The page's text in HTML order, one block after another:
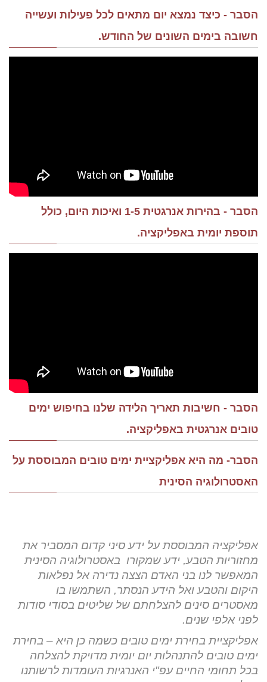
הסבר - כיצד נמצא יום מתאים לכל פעילות ועשייה
חשובה בימים השונים של החודש.
הסבר - בהירות אנרגטית 1-5 ואיכות היום, כולל
תוספת יומית באפליקציה.
הסבר - חשיבות תאריך הלידה שלנו בחיפוש ימים
טובים אנרגטית באפליקציה.
הסבר- מה היא אפליקציית ימים טובים המבוססת על
האסטרולוגיה הסינית
אפליקציה המבוססת על ידע סיני קדום המסביר את
מחזוריות הטבע, ידע שמקורו באסטרולוגיה הסינית
המאפשר לנו בני האדם הצצה נדירה אל נפלאות
היקום והטבע ואל הידע הנסתר, השתמשו בו
מאסטרים סינים להצלחתם של שליטים בסודי סודות
לפני אלפי שנים.
אפליקציית בחירת ימים טובים כשמה כן היא – בחירת
ימים טובים להתנהלות יום יומית מדויקת להצלחה
בכל תחומי החיים עפ"י האנרגיות העומדות לרשותנו